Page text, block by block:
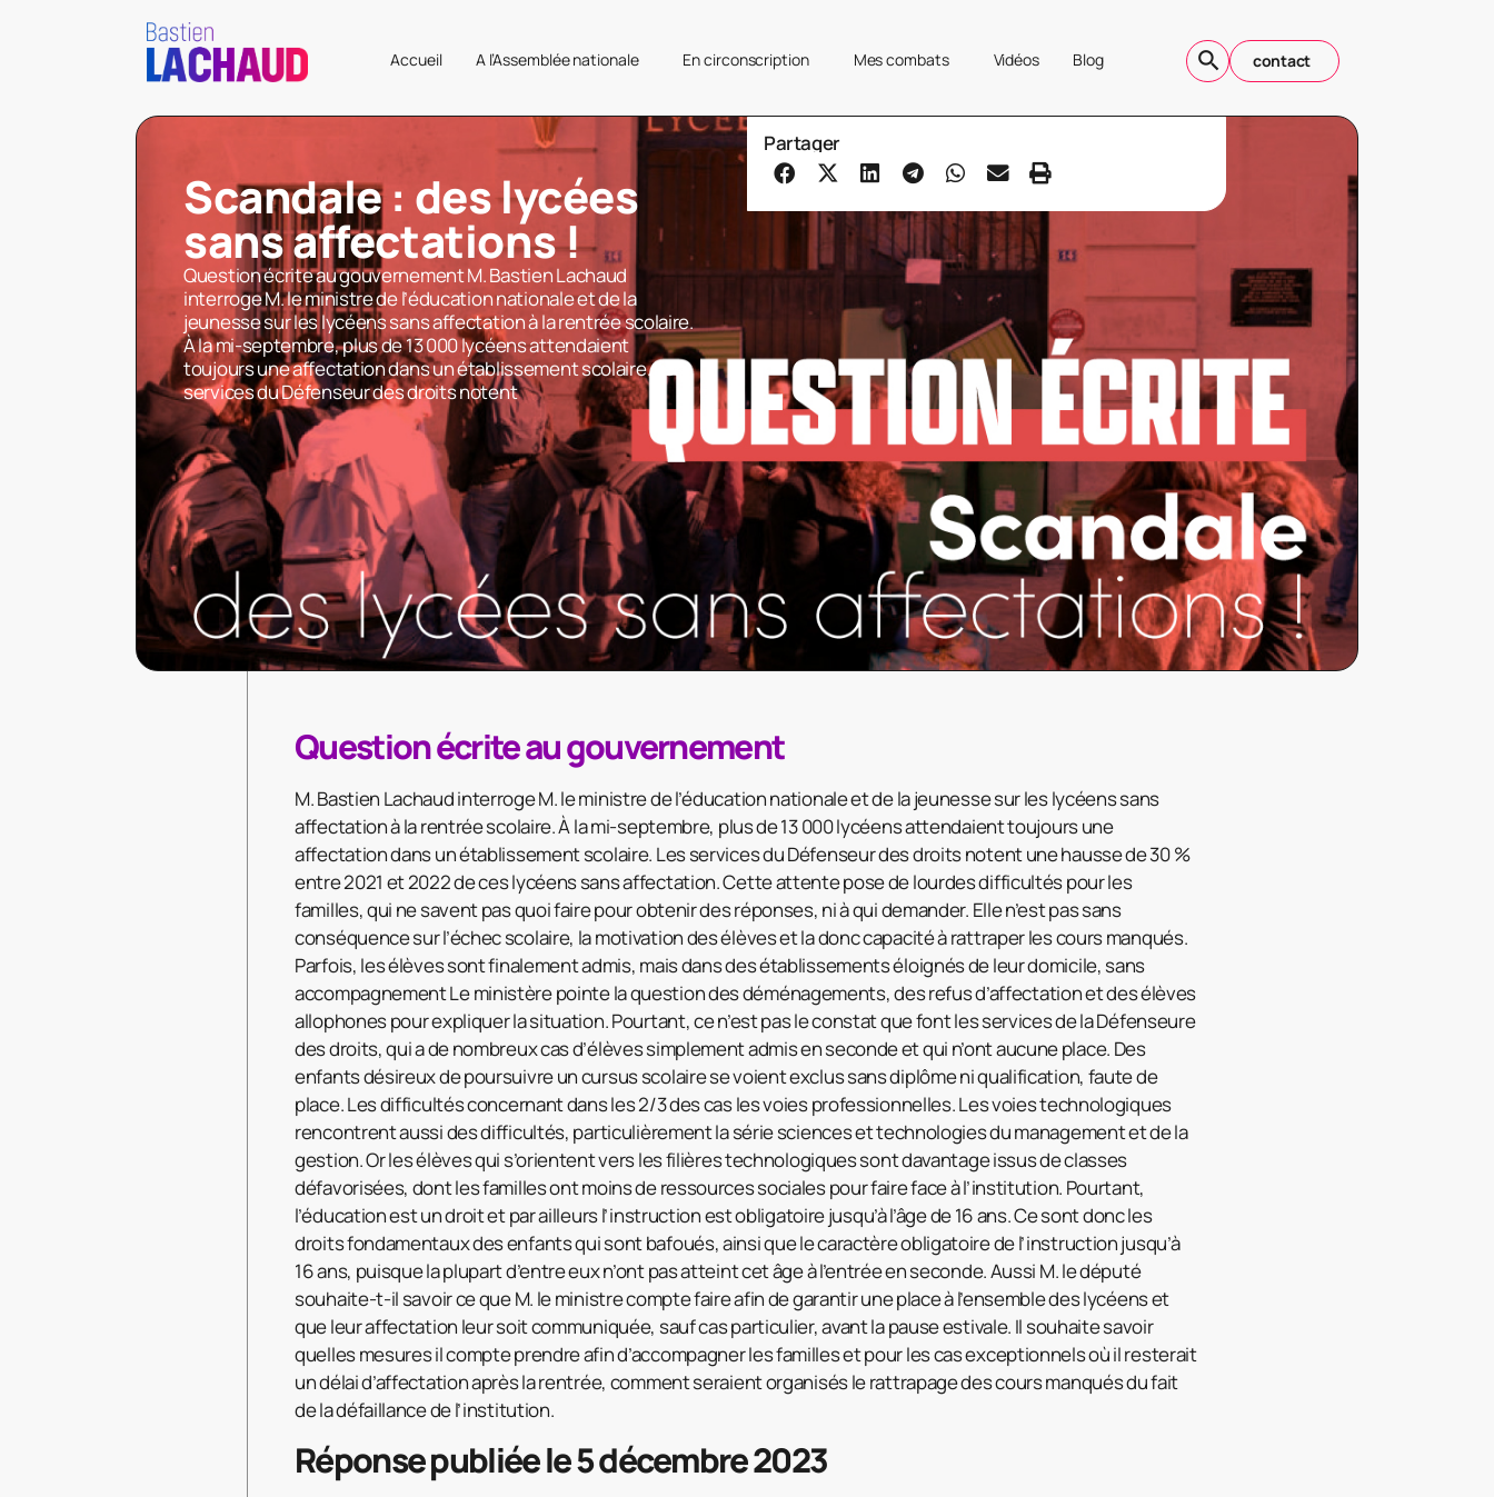
Accueil A l’Assemblée nationale En circonscription Mes combats Vidéos Blog contact
Scandale : des lycées
sans affectations !
Question écrite au gouvernement M. Bastien Lachaud
interroge M. le ministre de l’éducation nationale et de la
jeunesse sur les lycéens sans affectation à la rentrée scolaire.
À la mi-septembre, plus de 13 000 lycéens attendaient
toujours une affectation dans un établissement scolaire. Les
services du Défenseur des droits notent
Partager
Question écrite au gouvernement
M. Bastien Lachaud interroge M. le ministre de l’éducation nationale et de la jeunesse sur les lycéens sans
affectation à la rentrée scolaire. À la mi-septembre, plus de 13 000 lycéens attendaient toujours une
affectation dans un établissement scolaire. Les services du Défenseur des droits notent une hausse de 30 %
entre 2021 et 2022 de ces lycéens sans affectation. Cette attente pose de lourdes difficultés pour les
familles, qui ne savent pas quoi faire pour obtenir des réponses, ni à qui demander. Elle n’est pas sans
conséquence sur l’échec scolaire, la motivation des élèves et la donc capacité à rattraper les cours manqués.
Parfois, les élèves sont finalement admis, mais dans des établissements éloignés de leur domicile, sans
accompagnement Le ministère pointe la question des déménagements, des refus d’affectation et des élèves
allophones pour expliquer la situation. Pourtant, ce n’est pas le constat que font les services de la Défenseure
des droits, qui a de nombreux cas d’élèves simplement admis en seconde et qui n’ont aucune place. Des
enfants désireux de poursuivre un cursus scolaire se voient exclus sans diplôme ni qualification, faute de
place. Les difficultés concernant dans les 2/3 des cas les voies professionnelles. Les voies technologiques
rencontrent aussi des difficultés, particulièrement la série sciences et technologies du management et de la
gestion. Or les élèves qui s’orientent vers les filières technologiques sont davantage issus de classes
défavorisées, dont les familles ont moins de ressources sociales pour faire face à l’institution. Pourtant,
l’éducation est un droit et par ailleurs l’instruction est obligatoire jusqu’à l’âge de 16 ans. Ce sont donc les
droits fondamentaux des enfants qui sont bafoués, ainsi que le caractère obligatoire de l’instruction jusqu’à
16 ans, puisque la plupart d’entre eux n’ont pas atteint cet âge à l’entrée en seconde. Aussi M. le député
souhaite-t-il savoir ce que M. le ministre compte faire afin de garantir une place à l’ensemble des lycéens et
que leur affectation leur soit communiquée, sauf cas particulier, avant la pause estivale. Il souhaite savoir
quelles mesures il compte prendre afin d’accompagner les familles et pour les cas exceptionnels où il resterait
un délai d’affectation après la rentrée, comment seraient organisés le rattrapage des cours manqués du fait
de la défaillance de l’institution.
Réponse publiée le 5 décembre 2023